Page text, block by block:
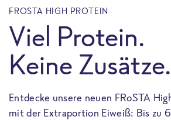
FROSTA HIGH PROTEIN
Viel Protein.
Keine Zusätze.
Entdecke unsere neuen FRoSTA
mit der Extraportion Eiweiß: Bis zu